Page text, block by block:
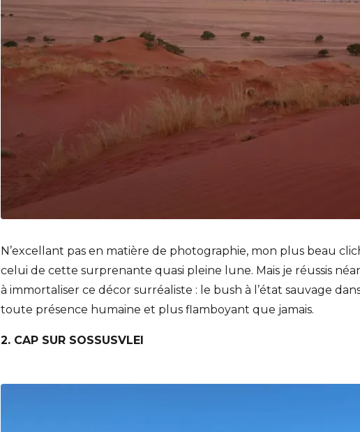
N’excellant pas en matière de photographie, mon plus beau
celui de cette surprenante quasi pleine lune. Mais je réussis
à immortaliser ce décor surréaliste : le bush à l’état sauvage
toute présence humaine et plus flamboyant que jamais.
2. CAP SUR SOSSUSVLEI